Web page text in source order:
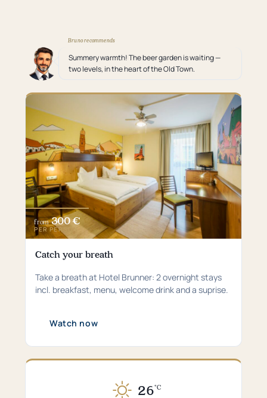
Bruno recommends
Summery warmth! The beer garden is waiting —
two levels, in the heart of the Old Town.
from 300 €
PER PERSON
Catch your breath
Take a breath at Hotel Brunner: 2 overnight stays
incl. breakfast, menu, welcome drink and a suprise.
Watch now
26°C
Currently